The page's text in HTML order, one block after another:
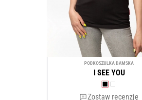
PODKOSZULKA DAMSKA
I SEE YOU
Zostaw recenzję